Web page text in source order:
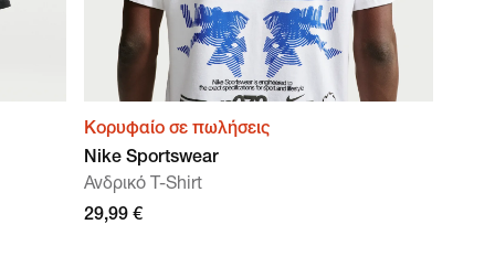
Κορυφαίο σε πωλήσεις
Nike Sportswear
Ανδρικό T-Shirt
29,99 €